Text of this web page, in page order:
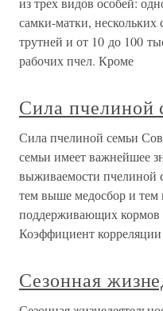
самки-матки, нескольких
трутней и от 10 до 100
рабочих пчел. Кроме
Сила пчелиной
Сила пчелиной семьи
семьи имеет важнейшее
выживаемости пчелиной
тем выше медосбор и тем
поддерживающих
Коэффициент
Сезонная